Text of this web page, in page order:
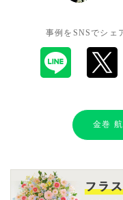
事例をSNSでシェ
金巻